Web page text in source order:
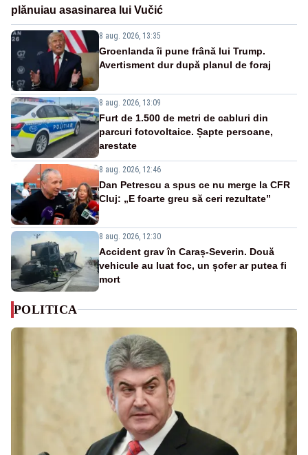
plănuiau asasinarea lui Vučić
8 aug. 2026, 13:35
Groenlanda îi pune frână lui Trump.
Avertisment dur după planul de foraj
8 aug. 2026, 13:09
Furt de 1.500 de metri de cabluri din
parcuri fotovoltaice. Șapte persoane,
arestate
8 aug. 2026, 12:46
Dan Petrescu a spus ce nu merge la CFR
Cluj: „E foarte greu să ceri rezultate”
8 aug. 2026, 12:30
Accident grav în Caraș-Severin. Două
vehicule au luat foc, un șofer ar putea fi
mort
POLITICA